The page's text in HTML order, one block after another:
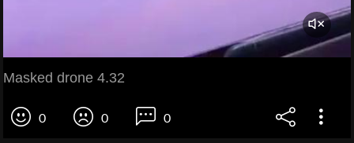
Masked drone 4.32
0 0 0